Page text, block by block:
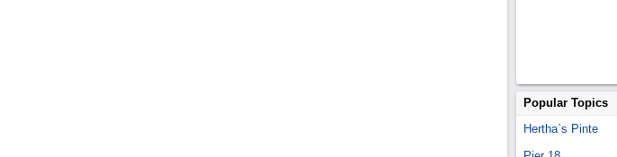
Popular Topics
Hertha`s Pinte